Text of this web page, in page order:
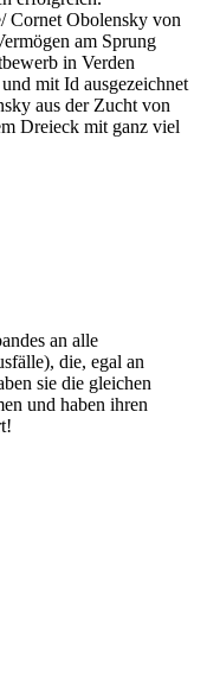
Cornet Obolensky von
am Sprung
in Verden
mit Id ausgezeichnet
aus der Zucht von
Dreieck mit ganz viel
an alle
die, egal an
sie die gleichen
und haben ihren